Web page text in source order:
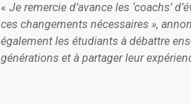
« Je remercie d’avance les ‘coachs’
ces changements nécessaires »,
également les étudiants à débattre
générations et à partager leur